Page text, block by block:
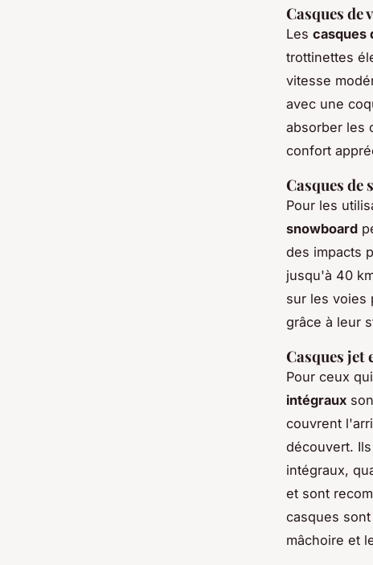
Casques de
Les casques
trottinettes
vitesse
avec une
absorber les
confort
Casques de
Pour les
snowboard
des impacts
jusqu'à 40
sur les voies
grâce à leur
Casques
Pour ceux
intégraux
couvrent
découvert.
intégraux,
et sont
casques
mâchoire et